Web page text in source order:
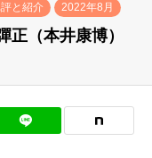
と紹介 2022年8月
（本井康博）